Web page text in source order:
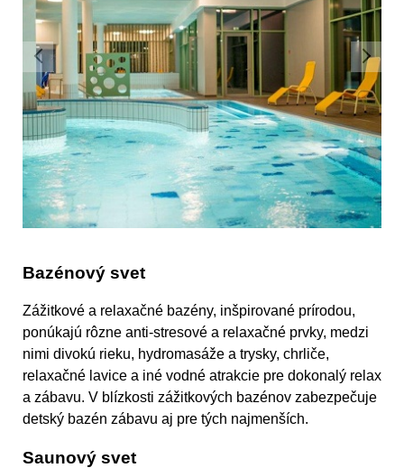
Bazénový svet
Zážitkové a relaxačné bazény, inšpirované prírodou,
ponúkajú rôzne anti-stresové a relaxačné prvky, medzi
nimi divokú rieku, hydromasáže a trysky, chrliče,
relaxačné lavice a iné vodné atrakcie pre dokonalý relax
a zábavu. V blízkosti zážitkových bazénov zabezpečuje
detský bazén zábavu aj pre tých najmenších.
Saunový svet